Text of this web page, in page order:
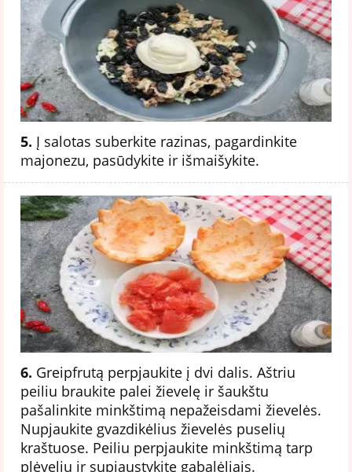
5. Į salotas suberkite razinas, pagardinkite
majonezu, pasūdykite ir išmaišykite.
6. Greipfrutą perpjaukite į dvi dalis. Aštriu
peiliu braukite palei žievelę ir šaukštu
pašalinkite minkštimą nepažeisdami žievelės.
Nupjaukite gvazdikėlius žievelės puselių
kraštuose. Peiliu perpjaukite minkštimą tarp
plėvelių ir supjaustykite gabalėliais.